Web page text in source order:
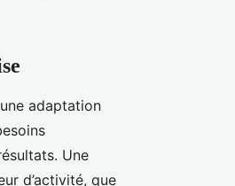
adaptation
Une
d’activité, que